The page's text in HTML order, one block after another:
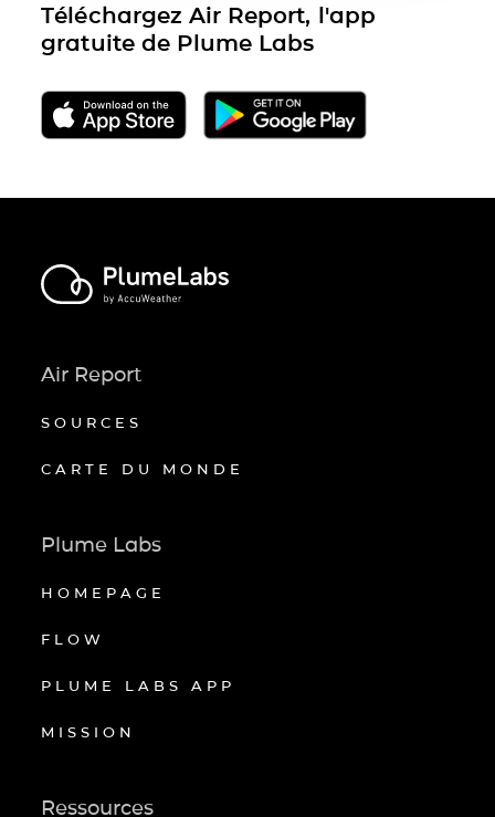
Téléchargez Air Report, l'app
gratuite de Plume Labs
Air Report
SOURCES
CARTE DU MONDE
Plume Labs
HOMEPAGE
FLOW
PLUME LABS APP
MISSION
Ressources